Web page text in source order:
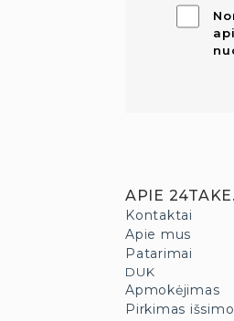
APIE
Kontaktai
Apie mus
Patarimai
DUK
Apmokėjimas
Pirkimas